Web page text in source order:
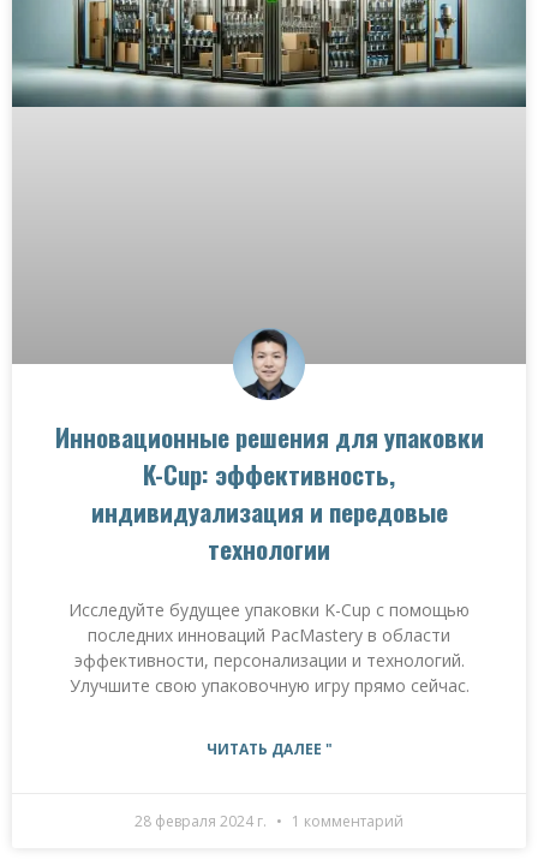
Инновационные решения для упаковки
K-Cup: эффективность,
индивидуализация и передовые
технологии
Исследуйте будущее упаковки K-Cup с помощью
последних инноваций PacMastery в области
эффективности, персонализации и технологий.
Улучшите свою упаковочную игру прямо сейчас.
ЧИТАТЬ ДАЛЕЕ "
28 февраля 2024 г. 1 комментарий